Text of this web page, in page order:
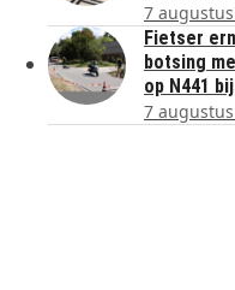
7
Fietser
botsing
op N441
7